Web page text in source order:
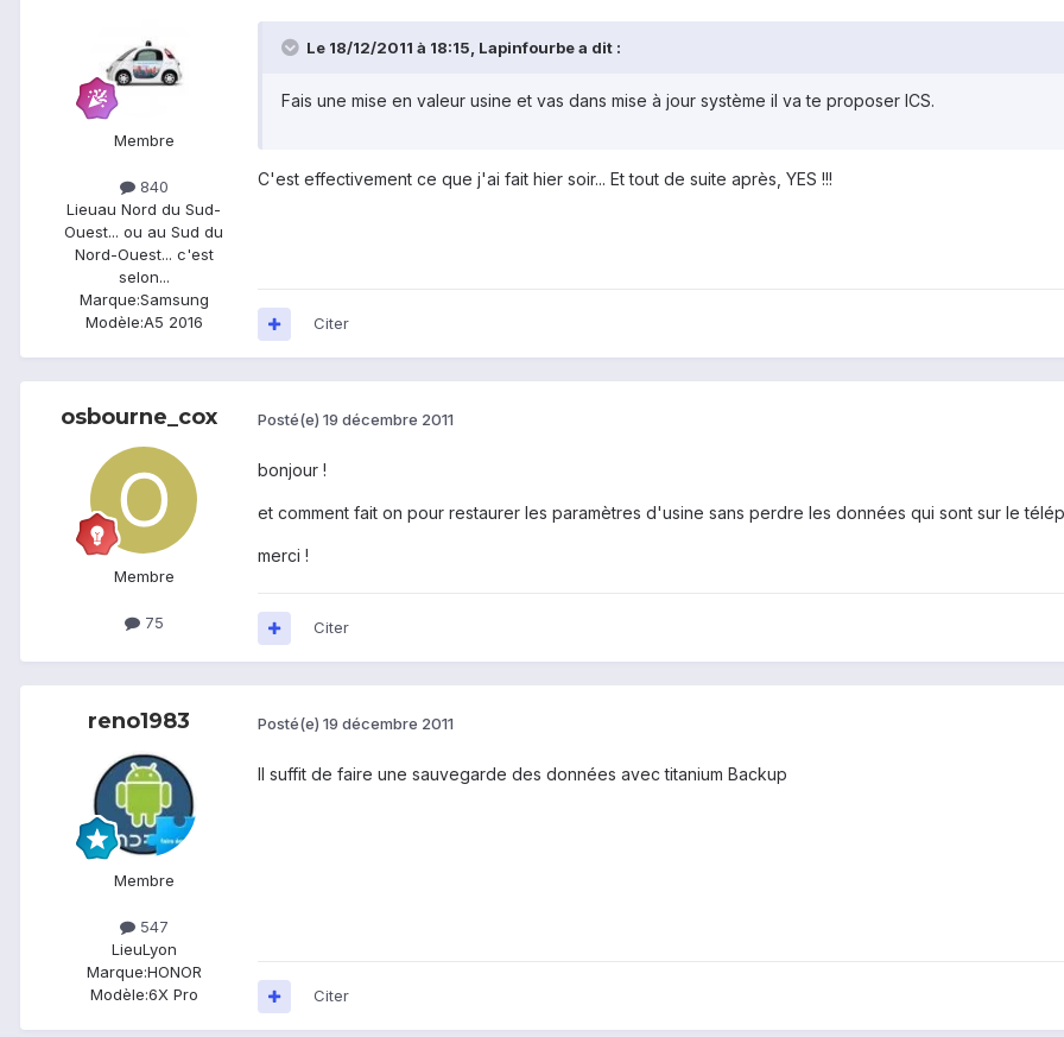
Membre
840
Lieuau Nord du Sud-
Ouest... ou au Sud du
Nord-Ouest... c'est
selon...
Marque:Samsung
Modèle:A5 2016
Le 18/12/2011 à 18:15, Lapinfourbe a dit :
Fais une mise en valeur usine et vas dans mise à jour système il va te proposer ICS.
C'est effectivement ce que j'ai fait hier soir... Et tout de suite après, YES !!!
Citer
osbourne_cox
Membre
75
Posté(e) 19 décembre 2011
bonjour !
et comment fait on pour restaurer les paramètres d'usine sans perdre les données qui sont sur le
merci !
Citer
reno1983
Membre
547
LieuLyon
Marque:HONOR
Modèle:6X Pro
Posté(e) 19 décembre 2011
Il suffit de faire une sauvegarde des données avec titanium Backup
Citer